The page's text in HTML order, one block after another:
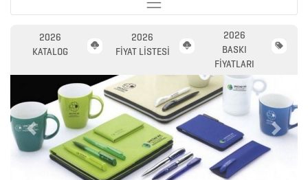
2026
KATALOG
2026
FİYAT LİSTESİ
2026
BASKI
FİYATLARI
Previous Next